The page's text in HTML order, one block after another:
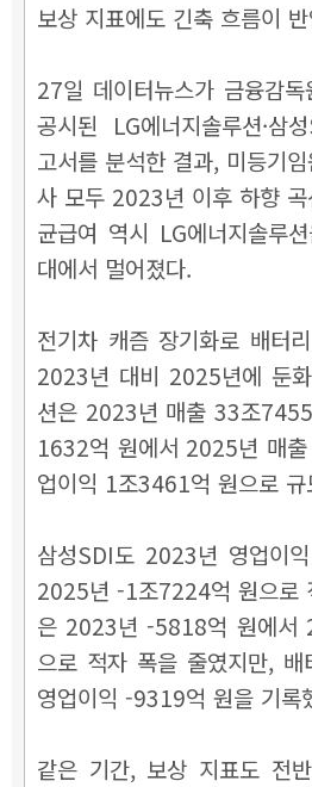
보상 지표에도 긴축 흐름이
27일 데이터뉴스가 금융감
공시된 LG에너지솔루션·삼
고서를 분석한 결과, 미등기
사 모두 2023년 이후 하향
균급여 역시 LG에너지솔루
대에서 멀어졌다.
전기차 캐즘 장기화로 배터
2023년 대비 2025년에 둔
션은 2023년 매출 33조
1632억 원에서 2025년 매
업이익 1조3461억 원으로 규
삼성SDI도 2023년 영업이
2025년 -1조7224억 원으로
은 2023년 -5818억 원에서
으로 적자 폭을 줄였지만,
영업이익 -9319억 원을 기록
같은 기간, 보상 지표도 전